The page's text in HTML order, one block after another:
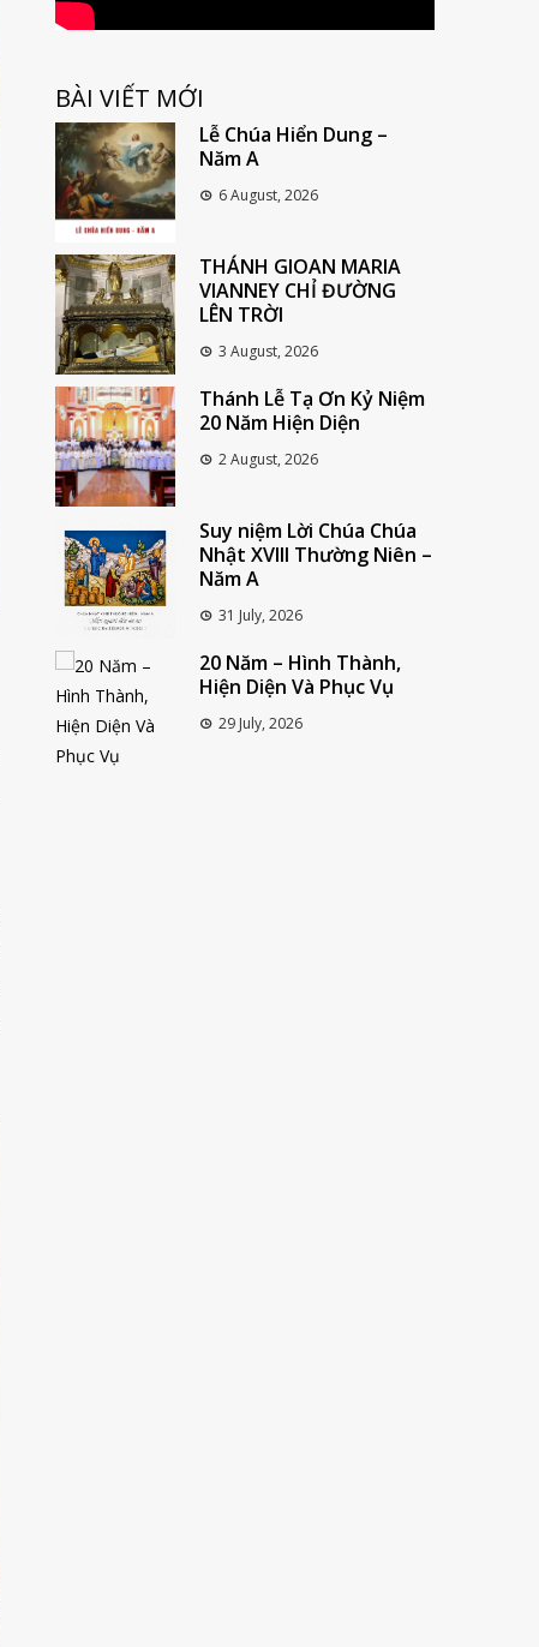
BÀI VIẾT MỚI
Lễ Chúa Hiển Dung –
Năm A
6 August, 2026
THÁNH GIOAN MARIA
VIANNEY CHỈ ĐƯỜNG
LÊN TRỜI
3 August, 2026
Thánh Lễ Tạ Ơn Kỷ Niệm
20 Năm Hiện Diện
2 August, 2026
Suy niệm Lời Chúa Chúa
Nhật XVIII Thường Niên –
Năm A
31 July, 2026
20 Năm – Hình Thành,
Hiện Diện Và Phục Vụ
29 July, 2026